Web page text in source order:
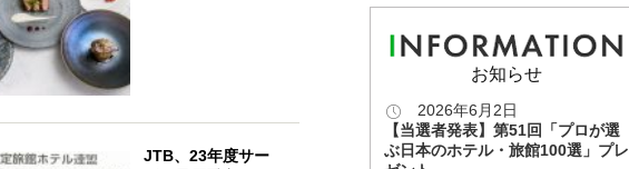
JTB、23年度サー
お知らせ
2026年6月2日
【当選者発表】第51回「プロが選
ぶ日本のホテル・旅館100選」プレ